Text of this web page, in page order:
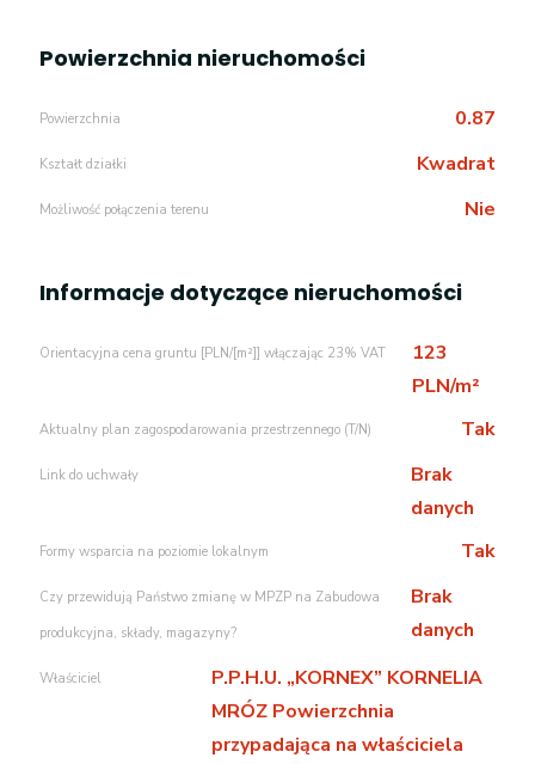
Powierzchnia nieruchomości
Powierzchnia 0.87
Kształt działki Kwadrat
Możliwość połączenia terenu Nie
Informacje dotyczące nieruchomości
Orientacyjna cena gruntu [PLN/[m²]] włączając 23% VAT
123
PLN/m²
Aktualny plan zagospodarowania przestrzennego (T/N) Tak
Link do uchwały
Brak
danych
Formy wsparcia na poziomie lokalnym Tak
Czy przewidują Państwo zmianę w MPZP na Zabudowa
produkcyjna, składy, magazyny?
Brak
danych
Właściciel
P.P.H.U. „KORNEX” KORNELIA
MRÓZ Powierzchnia
przypadająca na właściciela